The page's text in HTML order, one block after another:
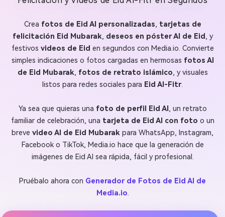
Crea fotos de Eid AI personalizadas, tarjetas de
felicitación Eid Mubarak, deseos en póster AI de Eid, y
festivos videos de Eid en segundos con Media.io. Convierte
simples indicaciones o fotos cargadas en hermosas fotos AI
de Eid Mubarak, fotos de retrato islámico, y visuales
listos para redes sociales para Eid Al-Fitr.
Ya sea que quieras una foto de perfil Eid AI , un retrato
familiar de celebración, una tarjeta de Eid AI con foto o un
breve video AI de Eid Mubarak para WhatsApp, Instagram,
Facebook o TikTok, Media.io hace que la generación de
imágenes de Eid AI sea rápida, fácil y profesional.
Pruébalo ahora con Generador de Fotos de Eid AI de
Media.io.